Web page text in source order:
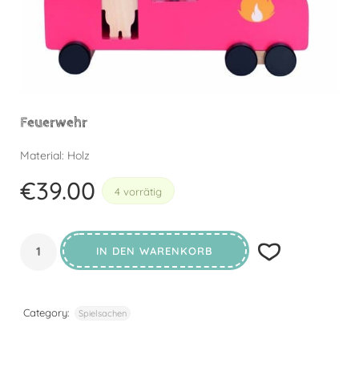
Feuerwehr
Material: Holz
€39.00 4 vorrätig
IN DEN WARENKORB
Category: Spielsachen